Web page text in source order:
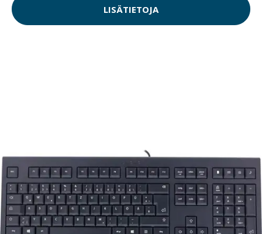
LISÄTIETOJA